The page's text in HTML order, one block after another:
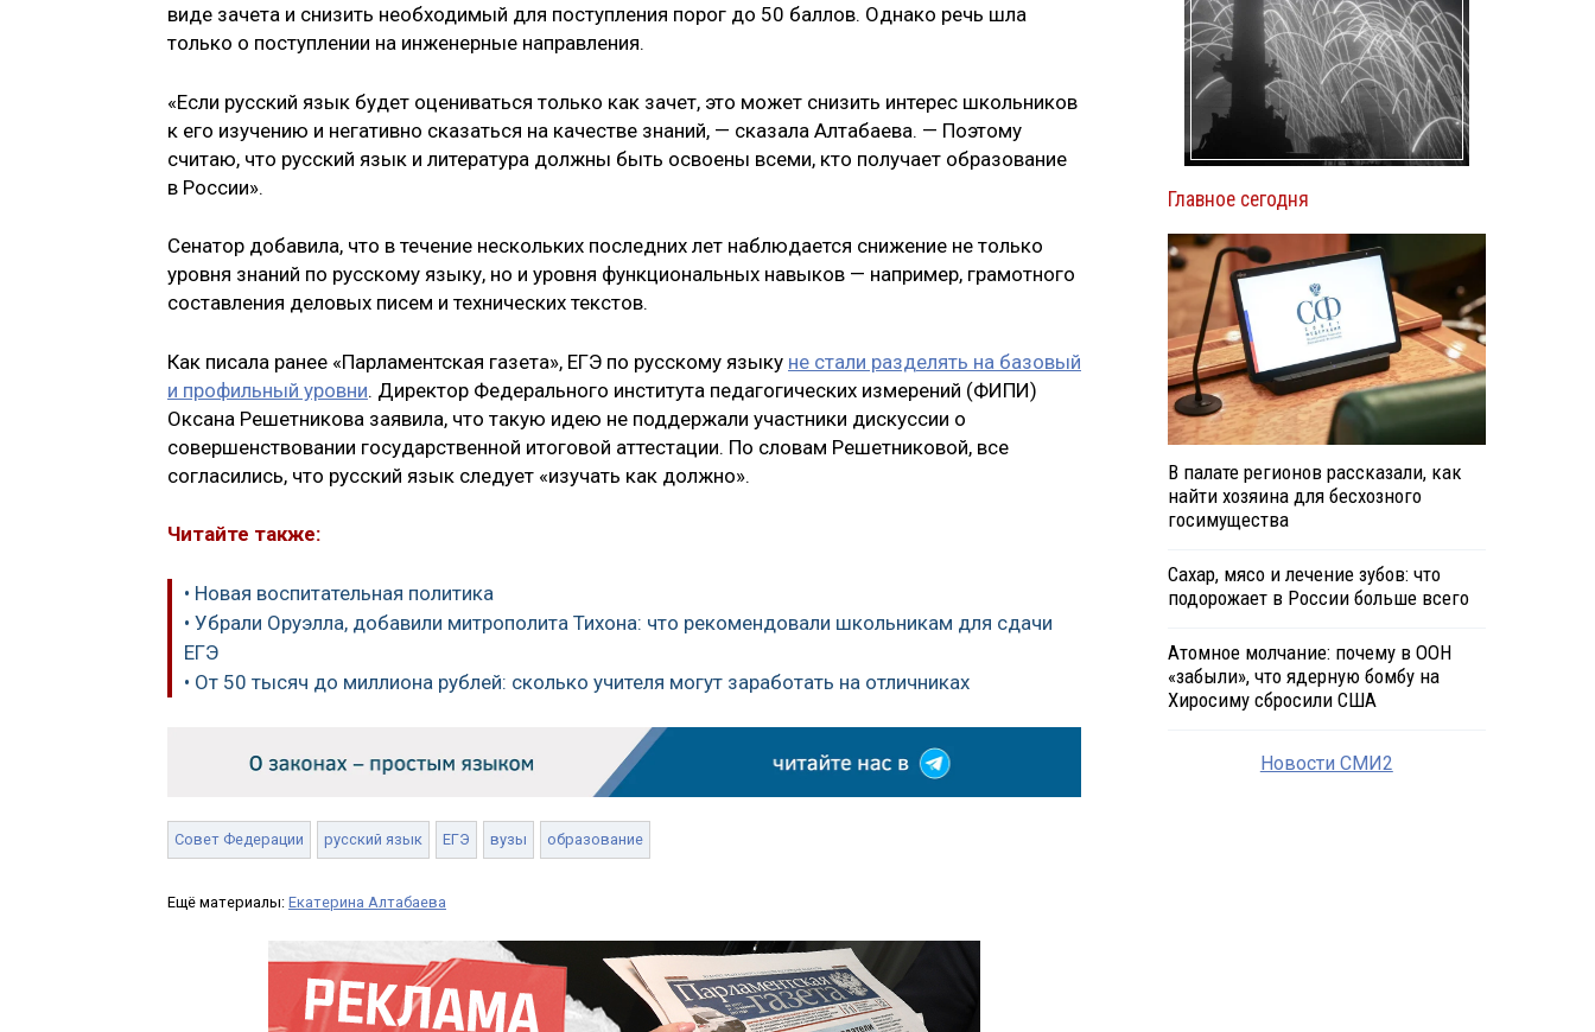
виде зачета и снизить необходимый для поступления порог до 50 баллов. Однако речь шла
только о поступлении на инженерные направления.
«Если русский язык будет оцениваться только как зачет, это может снизить интерес школьников
к его изучению и негативно сказаться на качестве знаний, — сказала Алтабаева. — Поэтому
считаю, что русский язык и литература должны быть освоены всеми, кто получает образование
в России».
Сенатор добавила, что в течение нескольких последних лет наблюдается снижение не только
уровня знаний по русскому языку, но и уровня функциональных навыков — например, грамотного
составления деловых писем и технических текстов.
Как писала ранее «Парламентская газета», ЕГЭ по русскому языку не стали разделять на базовый
и профильный уровни. Директор Федерального института педагогических измерений (ФИПИ)
Оксана Решетникова заявила, что такую идею не поддержали участники дискуссии о
совершенствовании государственной итоговой аттестации. По словам Решетниковой, все
согласились, что русский язык следует «изучать как должно».
Читайте также:
• Новая воспитательная политика
• Убрали Оруэлла, добавили митрополита Тихона: что рекомендовали школьникам для сдачи
ЕГЭ
• От 50 тысяч до миллиона рублей: сколько учителя могут заработать на отличниках
Совет Федерации русский язык ЕГЭ вузы образование
Ещё материалы: Екатерина Алтабаева
Главное сегодня
В палате регионов рассказали, как
найти хозяина для бесхозного
госимущества
Сахар, мясо и лечение зубов: что
подорожает в России больше всего
Атомное молчание: почему в ООН
«забыли», что ядерную бомбу на
Хиросиму сбросили США
Новости СМИ2